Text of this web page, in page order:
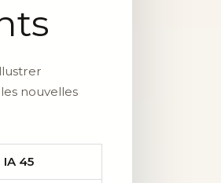
nouvelles
IA 45